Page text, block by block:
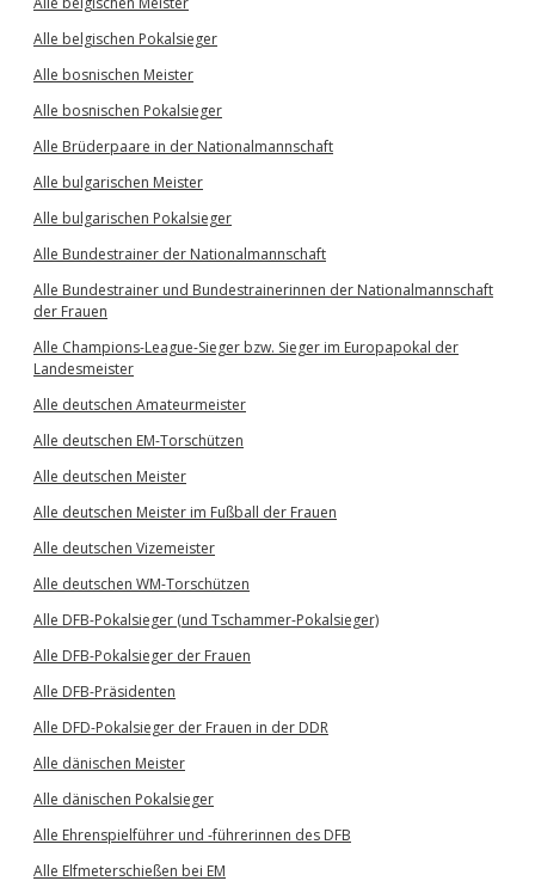
Alle belgischen Pokalsieger
Alle bosnischen Meister
Alle bosnischen Pokalsieger
Alle Brüderpaare in der Nationalmannschaft
Alle bulgarischen Meister
Alle bulgarischen Pokalsieger
Alle Bundestrainer der Nationalmannschaft
Alle Bundestrainer und Bundestrainerinnen der Nationalmannschaft
der Frauen
Alle Champions-League-Sieger bzw. Sieger im Europapokal der
Landesmeister
Alle deutschen Amateurmeister
Alle deutschen EM-Torschützen
Alle deutschen Meister
Alle deutschen Meister im Fußball der Frauen
Alle deutschen Vizemeister
Alle deutschen WM-Torschützen
Alle DFB-Pokalsieger (und Tschammer-Pokalsieger)
Alle DFB-Pokalsieger der Frauen
Alle DFB-Präsidenten
Alle DFD-Pokalsieger der Frauen in der DDR
Alle dänischen Meister
Alle dänischen Pokalsieger
Alle Ehrenspielführer und -führerinnen des DFB
Alle Elfmeterschießen bei EM